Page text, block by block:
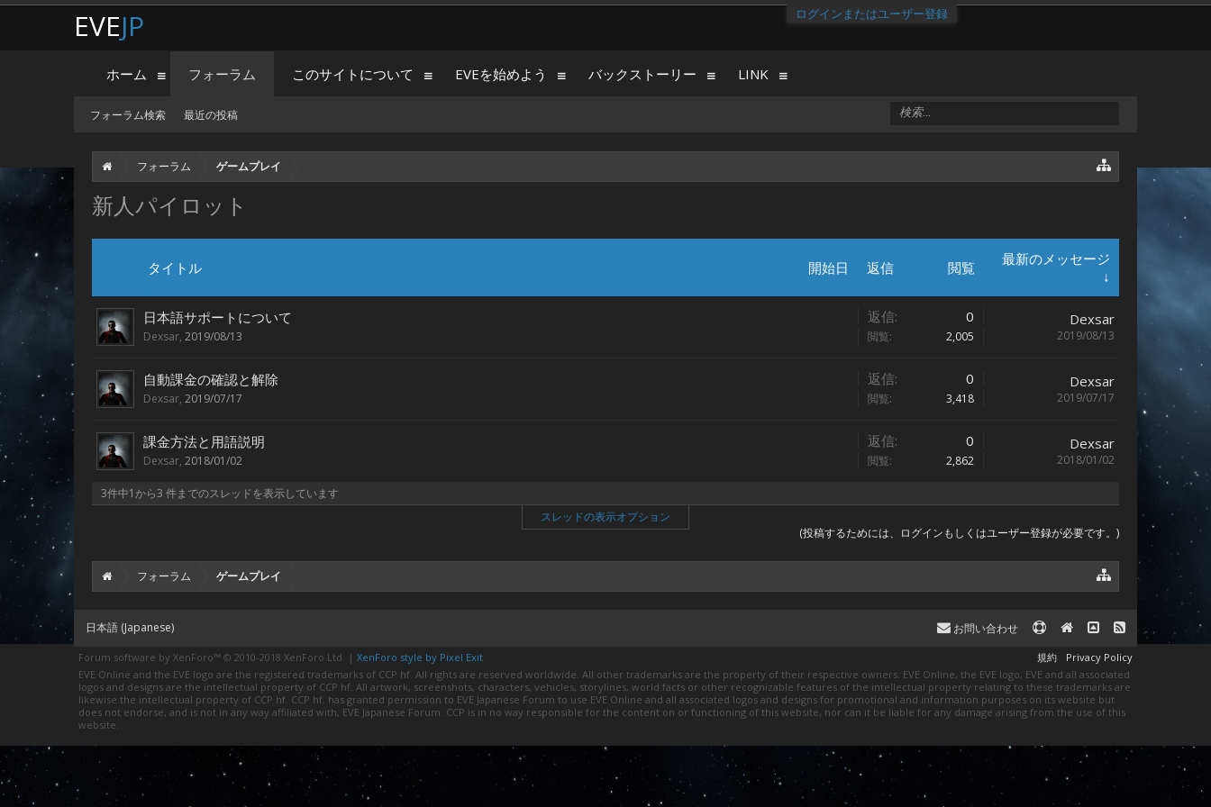
ログインまたはユーザー登録
フォーラム ゲームプレイ
新人パイロット
タイトル 開始日 返信 閲覧
最新のメッセージ
↓
日本語サポートについて
Dexsar, 2019/08/13
返信: 0
閲覧: 2,005
Dexsar
2019/08/13
自動課金の確認と解除
Dexsar, 2019/07/17
返信: 0
閲覧: 3,418
Dexsar
2019/07/17
課金方法と用語説明
Dexsar, 2018/01/02
返信: 0
閲覧: 2,862
Dexsar
2018/01/02
3件中1から3 件までのスレッドを表示しています
スレッドの表示オプション
(投稿するためには、ログインもしくはユーザー登録が必要です。)
フォーラム ゲームプレイ
EVEJP
ホーム フォーラム
フォーラム検索 最近の投稿
このサイトについて EVEを始めよう バックストーリー LINK
日本語 (Japanese) お問い合わせ
規約 Privacy Policy
Forum software by XenForo™ © 2010-2018 XenForo Ltd. | XenForo style by Pixel Exit
EVE Online and the EVE logo are the registered trademarks of CCP hf. All rights are reserved worldwide. All other trademarks are the property of their respective owners. EVE Online, the EVE logo, EVE and all associated
logos and designs are the intellectual property of CCP hf. All artwork, screenshots, characters, vehicles, storylines, world facts or other recognizable features of the intellectual property relating to these trademarks are
likewise the intellectual property of CCP hf. CCP hf. has granted permission to EVE Japanese Forum to use EVE Online and all associated logos and designs for promotional and information purposes on its website but
does not endorse, and is not in any way affiliated with, EVE Japanese Forum. CCP is in no way responsible for the content on or functioning of this website, nor can it be liable for any damage arising from the use of this
website.